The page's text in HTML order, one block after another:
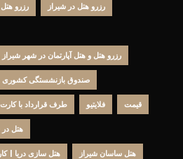
رزرو هتل رزرو هتل در شیراز
رزرو هتل و هتل آپارتمان در شهر
صندوق بازنشستگی کشوری
طرف قرارداد با فلایتیو قیمت
هتل در
هتل سازی دریا | هتل ساسان شیراز